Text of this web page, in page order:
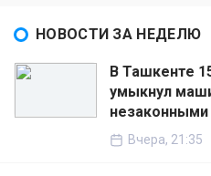
НОВОСТИ ЗА НЕДЕЛЮ
В Ташкенте
умыкнул
Вчера, 21:35